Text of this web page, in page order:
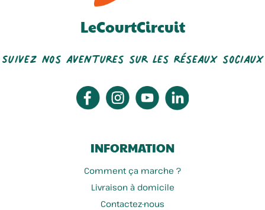
LeCourtCircuit
Suivez nos aventures sur les réseaux sociaux
INFORMATION
Comment ça marche ?
Livraison à domicile
Contactez-nous